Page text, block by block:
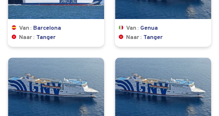
Van
Barcelona
Naar
Tanger
Van
Genua
Naar
Tanger